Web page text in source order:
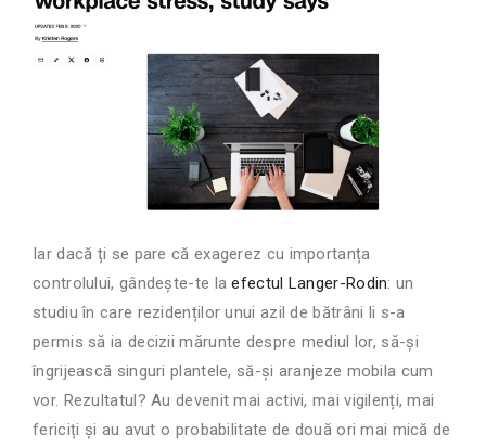
Iar dacă ți se pare că exagerez cu importanța
controlului, gândește-te laefectul Langer-Rodin: un
studiu în care rezidenților unui azil de bătrâni li s-a
permis să ia decizii mărunte despre mediul lor, să-și
îngrijească singuri plantele, să-și aranjeze mobila cum
vor. Rezultatul? Au devenit mai activi, mai vigilenți, mai
fericiți și au avut o probabilitate de două ori mai mică de